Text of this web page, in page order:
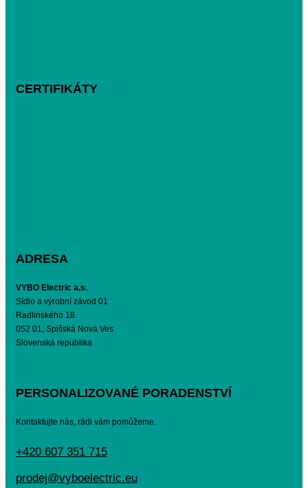
CERTIFIKÁTY
ADRESA
VYBO Electric a.s.
Sídlo a výrobní závod 01
Radlinského 18
052 01, Spišská Nová Ves
Slovenská republika
PERSONALIZOVANÉ PORADENSTVÍ
Kontaktujte nás, rádi vám pomůžeme.
+420 607 351 715
prodej@vyboelectric.eu